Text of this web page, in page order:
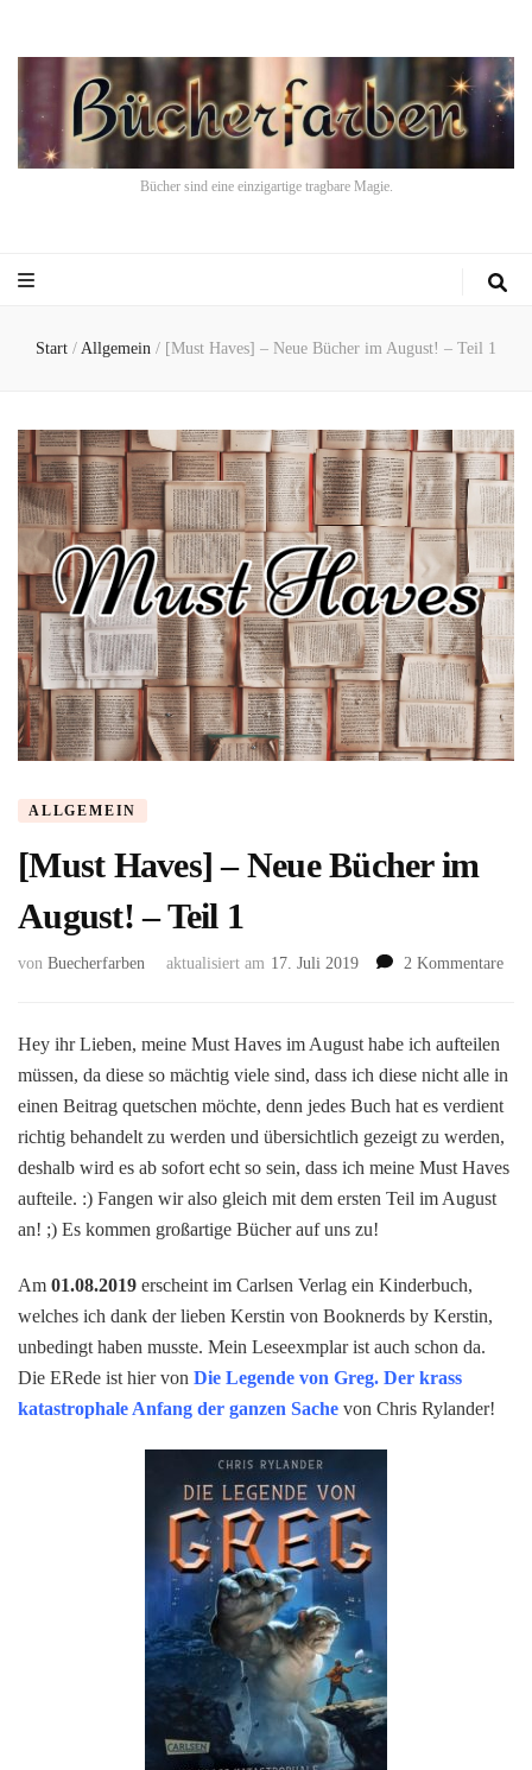
Bücher sind eine einzigartige tragbare Magie.
Start / Allgemein / [Must Haves] – Neue Bücher im August! – Teil 1
ALLGEMEIN
[Must Haves] – Neue Bücher im
August! – Teil 1
von Buecherfarben aktualisiert am 17. Juli 2019 2 Kommentarezu
im
–
Hey ihr Lieben, meine Must Haves im August habe ich aufteilen
müssen, da diese so mächtig viele sind, dass ich diese nicht alle in
einen Beitrag quetschen möchte, denn jedes Buch hat es verdient
richtig behandelt zu werden und übersichtlich gezeigt zu werden,
deshalb wird es ab sofort echt so sein, dass ich meine Must Haves
aufteile. :) Fangen wir also gleich mit dem ersten Teil im August
an! ;) Es kommen großartige Bücher auf uns zu!
Am 01.08.2019 erscheint im Carlsen Verlag ein Kinderbuch,
welches ich dank der lieben Kerstin von Booknerds by Kerstin,
unbedingt haben musste. Mein Leseexmplar ist auch schon da.
Die ERede ist hier von Die Legende von Greg. Der krass
katastrophale Anfang der ganzen Sache von Chris Rylander!